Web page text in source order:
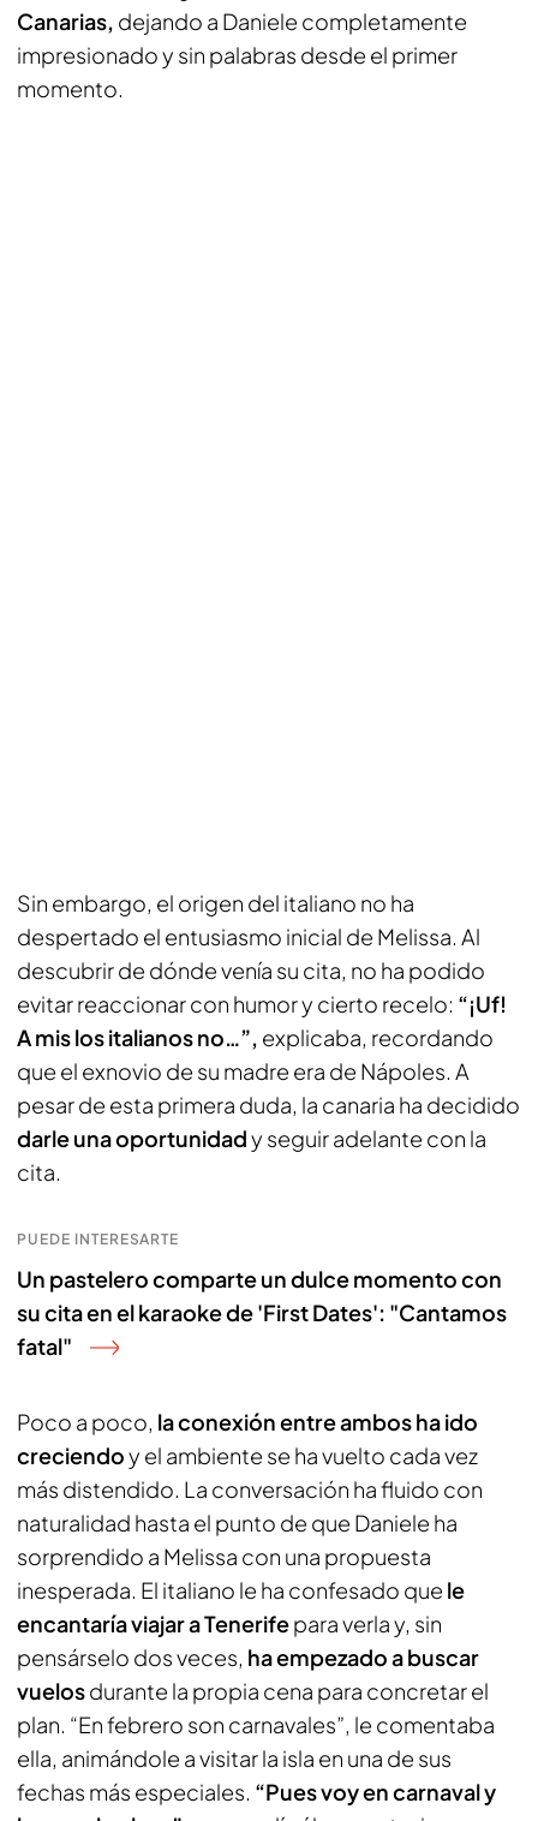
Canarias, dejando a Daniele completamente
impresionado y sin palabras desde el primer
momento.
Sin embargo, el origen del italiano no ha
despertado el entusiasmo inicial de Melissa. Al
descubrir de dónde venía su cita, no ha podido
evitar reaccionar con humor y cierto recelo: “¡Uf!
A mis los italianos no…”, explicaba, recordando
que el exnovio de su madre era de Nápoles. A
pesar de esta primera duda, la canaria ha decidido
darle una oportunidady seguir adelante con la
cita.
PUEDE INTERESARTE
Un pastelero comparte un dulce momento con
su cita en el karaoke de 'First Dates': "Cantamos
fatal"
Poco a poco, la conexión entre ambos ha ido
creciendoy el ambiente se ha vuelto cada vez
más distendido. La conversación ha fluido con
naturalidad hasta el punto de que Daniele ha
sorprendido a Melissa con una propuesta
inesperada. El italiano le ha confesado que le
encantaría viajar a Tenerifepara verla y, sin
pensárselo dos veces, ha empezado a buscar
vuelosdurante la propia cena para concretar el
plan. “En febrero son carnavales”, le comentaba
ella, animándole a visitar la isla en una de sus
fechas más especiales. “Pues voy en carnaval y